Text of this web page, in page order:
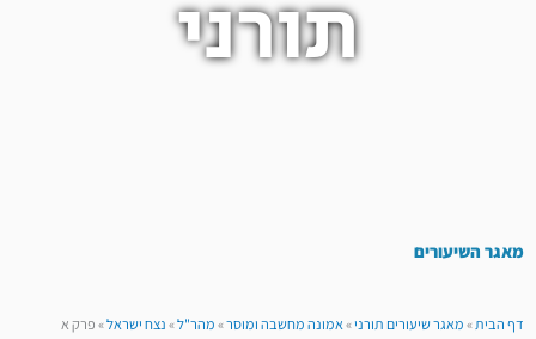
תורני
מאגר השיעורים
דף הבית»מאגר שיעורים תורני»אמונה מחשבה ומוסר»מהר"ל»נצח ישראל»פרק א